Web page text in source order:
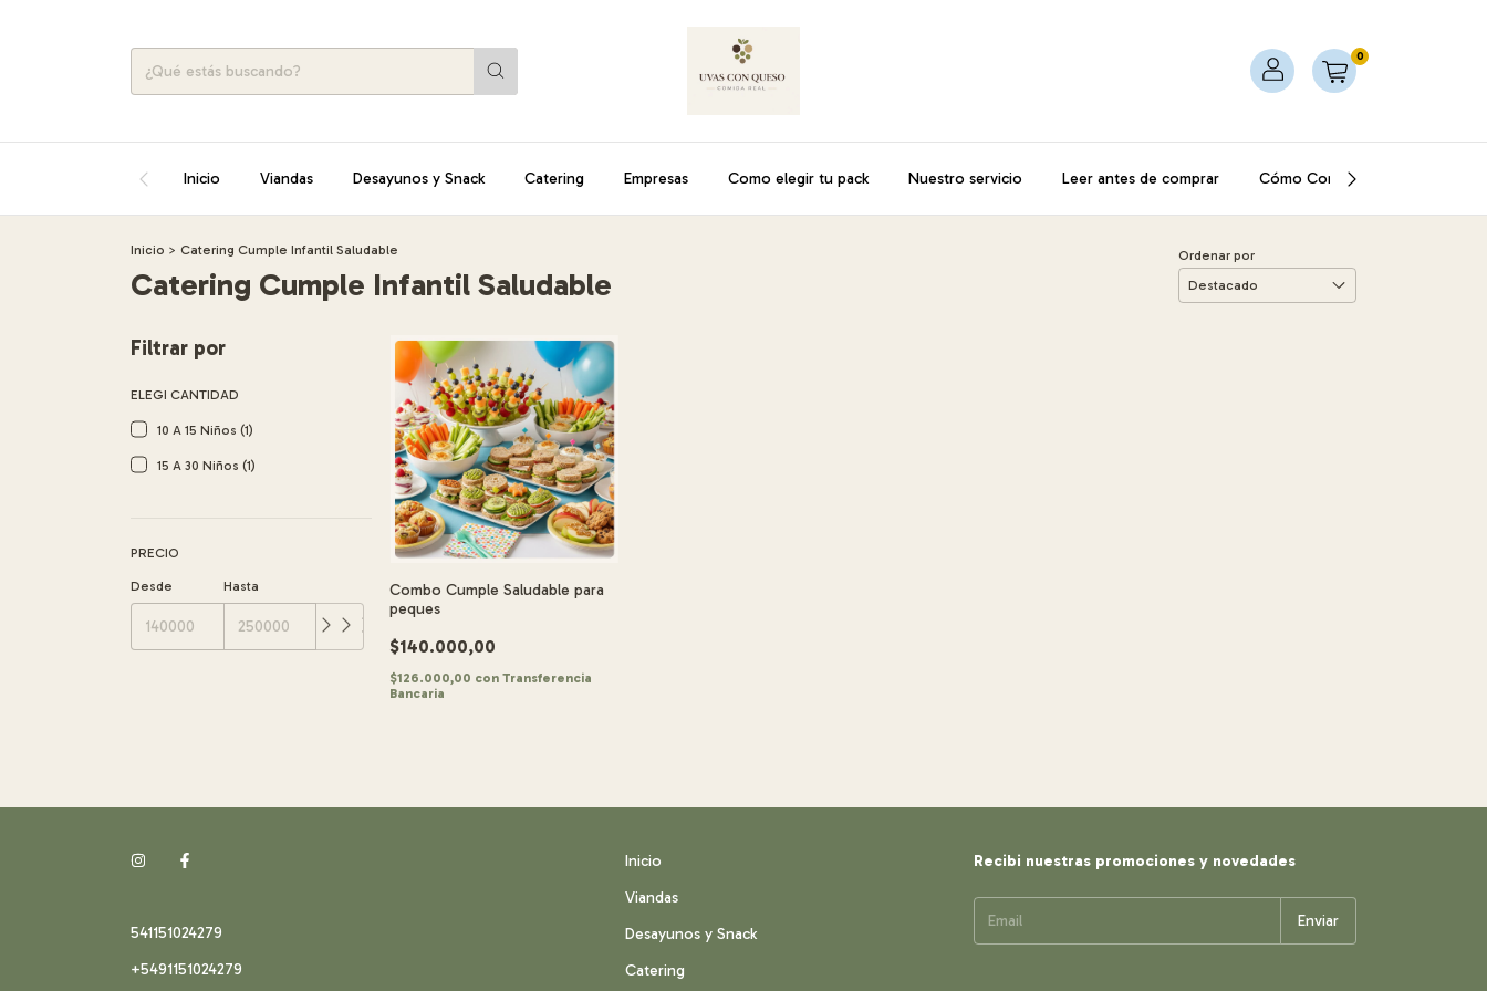
0
Inicio Viandas Desayunos y Snack Catering Empresas Como elegir tu pack Nuestro servicio Leer antes de comprar Cómo Comprar
Inicio > Catering Cumple Infantil Saludable
Catering Cumple Infantil Saludable
Ordenar por
Filtrar por
ELEGI CANTIDAD
10 A 15 Niños (1)
15 A 30 Niños (1)
PRECIO
Desde Hasta
Combo Cumple Saludable para
peques
$140.000,00
$126.000,00 con Transferencia
Bancaria
541151024279
+5491151024279
Inicio
Viandas
Desayunos y Snack
Catering
Recibi nuestras promociones y novedades